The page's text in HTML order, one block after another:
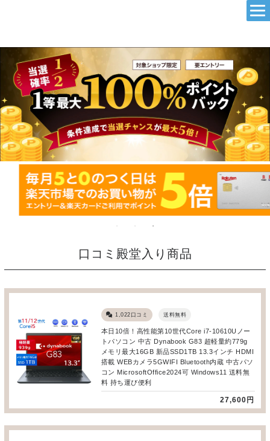
口コミ殿堂入り商品
1,022口コミ 送料無料
本日10倍！高性能第10世代Core i7-10610Uノー
トパソコン 中古 Dynabook G83 超軽量約779g
メモリ最大16GB 新品SSD1TB 13.3インチ HDMI
搭載 WEBカメラ5GWIFI Bluetooth内蔵 中古パソ
コン MicrosoftOffice2024可 Windows11 送料無
料 持ち運び便利
27,600円